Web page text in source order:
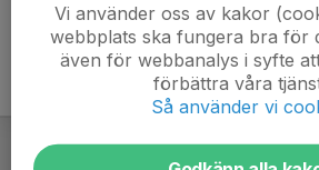
Vi använder oss av kakor
webbplats ska fungera bra för
även för webbanalys i syfte
förbättra våra
Så använder vi